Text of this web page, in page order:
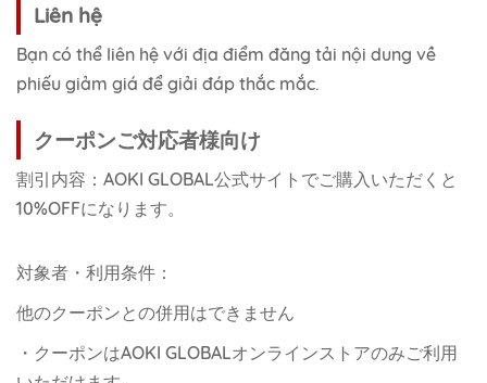
Liên hệ
Bạn có thể liên hệ với địa điểm đăng tải nội dung về
phiếu giảm giá để giải đáp thắc mắc.
クーポンご対応者様向け
割引内容：AOKI GLOBAL公式サイトでご購入いただくと
10%OFFになります。
対象者・利用条件：
他のクーポンとの併用はできません
・クーポンはAOKI GLOBALオンラインストアのみご利用